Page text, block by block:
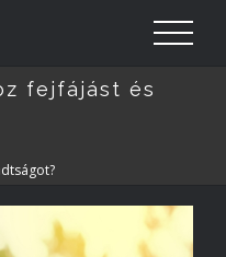
fejfájást és